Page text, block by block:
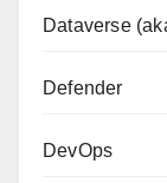
Dataverse
Defender
DevOps